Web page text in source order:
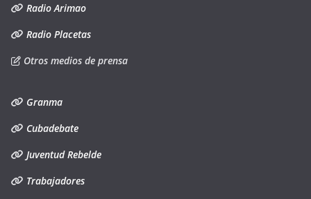
Radio Arimao
Radio Placetas
Otros medios de prensa
Granma
Cubadebate
Juventud Rebelde
Trabajadores